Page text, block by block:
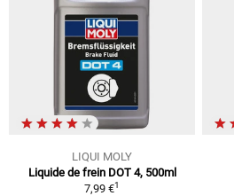
LIQUI MOLY
Liquide de frein DOT 4, 500ml
7,99 €1